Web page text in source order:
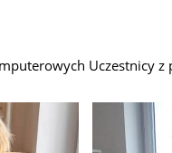
Uczestnicy